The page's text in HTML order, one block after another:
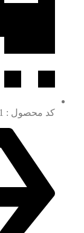
کد محصول : 5201